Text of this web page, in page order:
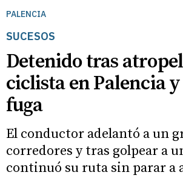
PALENCIA
SUCESOS
Detenido tras
ciclista en Palencia
fuga
El conductor adelantó a un
corredores y tras golpear a
continuó su ruta sin parar a